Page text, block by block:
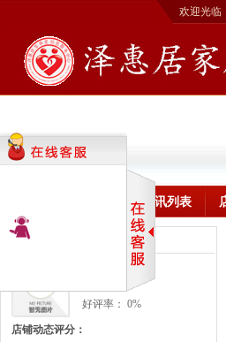
欢迎光临
资讯列表
联合利华商城
好评率： 0%
店铺动态评分：